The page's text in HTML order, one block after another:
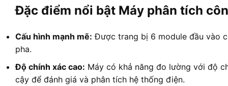
Đặc điểm nổi bật Máy phân tích
Cấu hình mạnh mẽ: Được trang bị 6 module đầu vào
pha.
Độ chính xác cao: Máy có khả năng đo lường với độ
cậy để đánh giá và phân tích hệ thống điện.